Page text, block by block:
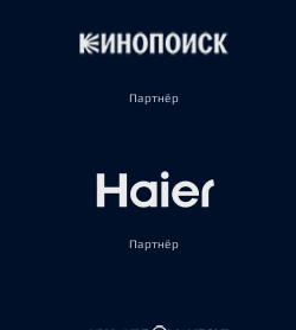
Партнёр
Партнёр